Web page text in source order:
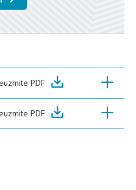
PDF
PDF